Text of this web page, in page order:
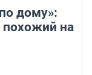
дому»:
на